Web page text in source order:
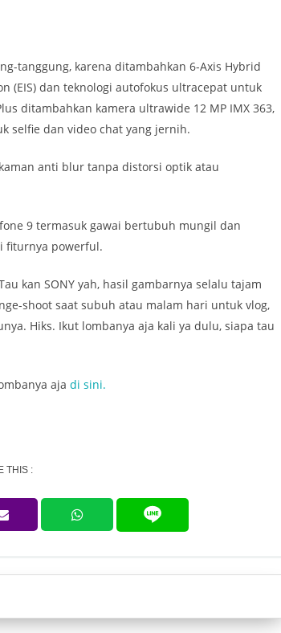
tanggung, karena ditambahkan 6-Axis Hybrid
(EIS) dan teknologi autofokus ultracepat untuk
ditambahkan kamera ultrawide 12 MP IMX 363,
selfie dan video chat yang jernih.
anti blur tanpa distorsi optik atau
9 termasuk gawai bertubuh mungil dan
fiturnya powerful.
kan SONY yah, hasil gambarnya selalu tajam
shoot saat subuh atau malam hari untuk vlog,
Hiks. Ikut lombanya aja kali ya dulu, siapa tau
aja di sini.
THIS :